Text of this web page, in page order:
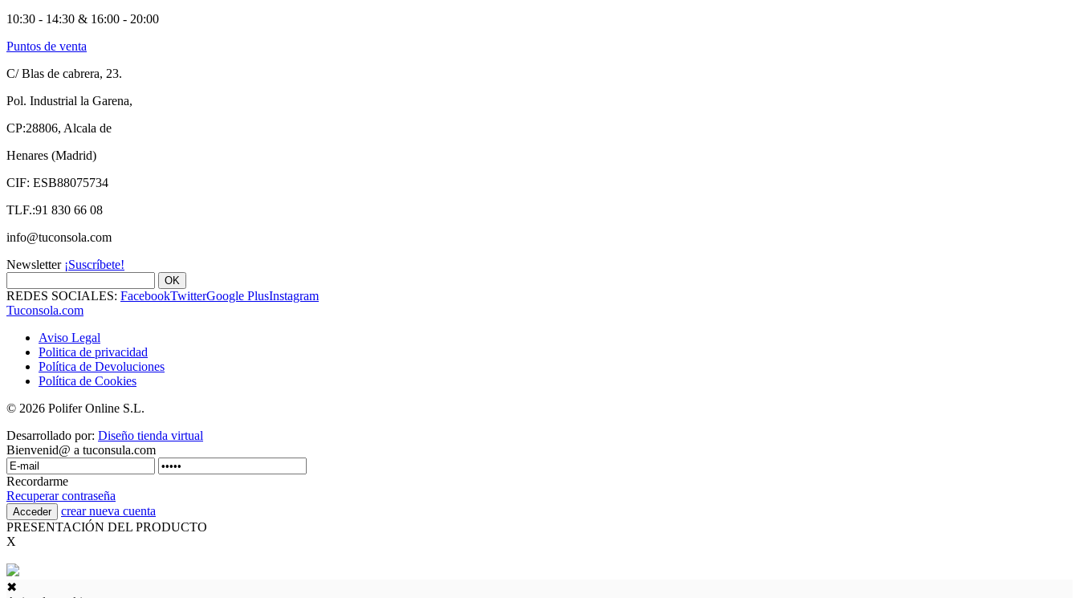
10:30 - 14:30 & 16:00 - 20:00
Puntos de venta
C/ Blas de cabrera, 23.
Pol. Industrial la Garena,
CP:28806, Alcala de
Henares (Madrid)
CIF: ESB88075734
TLF.:91 830 66 08
info@tuconsola.com
Newsletter ¡Suscríbete!
OK
REDES SOCIALES: FacebookTwitterGoogle PlusInstagram
Tuconsola.com
Aviso Legal
Politica de privacidad
Política de Devoluciones
Política de Cookies
© 2026 Polifer Online S.L.
Desarrollado por: Diseño tienda virtual
Bienvenid@ a tuconsula.com
Recordarme
Recuperar contraseña
crear nueva cuenta
PRESENTACIÓN DEL PRODUCTO
X
✖